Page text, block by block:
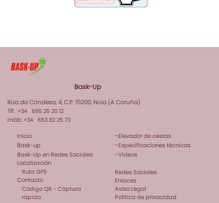
Bask-Up
Rúa da Condesa, 4, C.P. 15200, Noia (A Coruña)
Tlf: +34 695 25 20 12
mób: +34 653 82 25 73
Inicio
Bask-up
Bask-Up en Redes Sociales
Localización
Ruta GPS
Contacto
Código QR - Cáptura
rápida
-Elevador de cestas
-Especificaciones técnicas
-Vídeos
Redes Sociales
Enlaces
Aviso Legal
Política de privacidad